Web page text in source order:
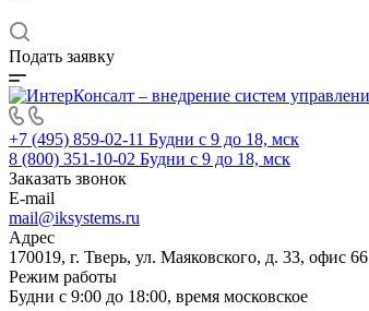
Подать заявку
+7 (495) 859-02-11 Будни с 9 до 18, мск
8 (800) 351-10-02 Будни с 9 до 18, мск
Заказать звонок
E-mail
mail@iksystems.ru
Адрес
170019, г. Тверь, ул. Маяковского, д. 33, офис 66
Режим работы
Будни с 9:00 до 18:00, время московское